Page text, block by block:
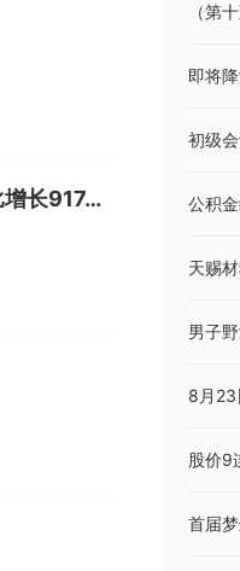
新华传媒最新公告：上半年净利润3425.81万元 同比增长917.01%
（第
即将
初级
首届